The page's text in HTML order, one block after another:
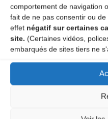
comportement de navigation
fait de ne pas consentir ou
effet négatif sur certaines
site. (Certaines vidéos,
embarqués de sites tiers ne
année et votre lieu de
garder cela confidentiel
vous le demander ainsi
pour votre réponse et
santé et une grande
P.S. Veuillez excuser